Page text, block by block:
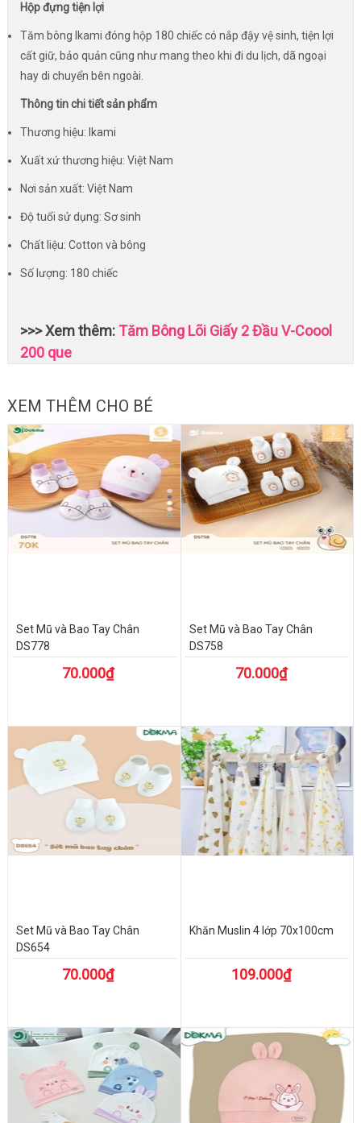
Hộp đựng tiện lợi
Tăm bông Ikami đóng hộp 180 chiếc có nắp đậy vệ sinh, tiện lợi
cất giữ, bảo quản cũng như mang theo khi đi du lịch, dã ngoại
hay di chuyển bên ngoài.
Thông tin chi tiết sản phẩm
Thương hiệu: Ikami
Xuất xứ thương hiệu: Việt Nam
Nơi sản xuất: Việt Nam
Độ tuổi sử dụng: Sơ sinh
Chất liệu: Cotton và bông
Số lượng: 180 chiếc
>>> Xem thêm: Tăm Bông Lõi Giấy 2 Đầu V-Coool
200 que
XEM THÊM CHO BÉ
Set Mũ và Bao Tay Chân
DS778
70.000₫
Set Mũ và Bao Tay Chân
DS758
70.000₫
Set Mũ và Bao Tay Chân
DS654
70.000₫
Khăn Muslin 4 lớp 70x100cm
109.000₫